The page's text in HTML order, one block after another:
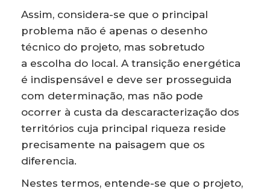
Assim, considera-se que o principal
problema não é apenas o desenho
técnico do projeto, mas sobretudo
a escolha do local. A transição energética
é indispensável e deve ser prosseguida
com determinação, mas não pode
ocorrer à custa da descaracterização dos
territórios cuja principal riqueza reside
precisamente na paisagem que os
diferencia.
Nestes termos, entende-se que o projeto,